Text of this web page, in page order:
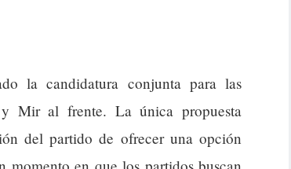
la candidatura conjunta para las
Mir al frente. La única propuesta
del partido de ofrecer una opción